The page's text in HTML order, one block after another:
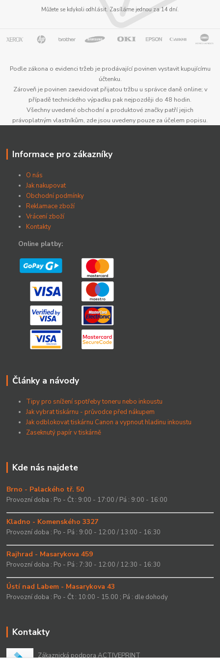
Můžete se kdykoli odhlásit. Zasíláme jednou za 14 dní.
Podle zákona o evidenci tržeb je prodávající povinen vystavit kupujícímu
účtenku.
Zároveň je povinen zaevidovat přijatou tržbu u správce daně online; v
případě technického výpadku pak nejpozději do 48 hodin.
Všechny uvedené obchodní a produktové značky patří jejich
právoplatným vlastníkům, zde jsou uvedeny pouze za účelem popisu.
Informace pro zákazníky
O nás
Jak nakupovat
Obchodní podmínky
Reklamace zboží
Vrácení zboží
Kontakty
Online platby:
Články a návody
Tipy pro snížení spotřeby toneru nebo inkoustu
Jak vybrat tiskárnu - průvodce před nákupem
Jak odblokovat tiskárnu Canon a vypnout hladinu inkoustu
Zaseknutý papír v tiskárně
Kde nás najdete
Brno - Palackého tř. 50
Provozní doba : Po - Čt : 9:00 - 17:00 / Pá : 9:00 - 16:00
Kladno - Komenského 3327
Provozní doba : Po - Pá : 9:00 - 12:00 / 13:00 - 16:30
Rajhrad - Masarykova 459
Provozní doba : Po - Pá : 7:30 - 12:00 / 12:30 - 16:30
Ústí nad Labem - Masarykova 43
Provozní doba : Po - Čt : 10:00 - 15.00 ; Pá : dle dohody
Kontakty
Zákaznická podpora ACTIVEPRINT